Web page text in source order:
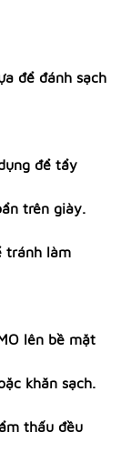
để đánh sạch
để tẩy
trên giày.
tránh làm
lên bề mặt
khăn sạch.
thấu đều